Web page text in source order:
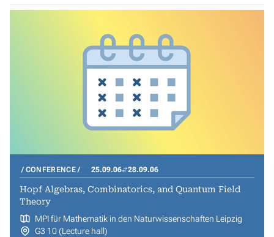
CONFERENCE 25.09.06 28.09.06
Hopf Algebras, Combinatorics, and Quantum Field
Theory
MPI für Mathematik in den Naturwissenschaften Leipzig
G3 10 (Lecture hall)